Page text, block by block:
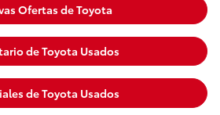
Ofertas de Toyota
de Toyota Usados
de Toyota Usados